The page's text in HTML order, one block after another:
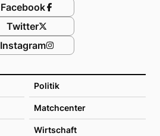
Politik
Matchcenter
Wirtschaft
Facebook
Twitter
Instagram